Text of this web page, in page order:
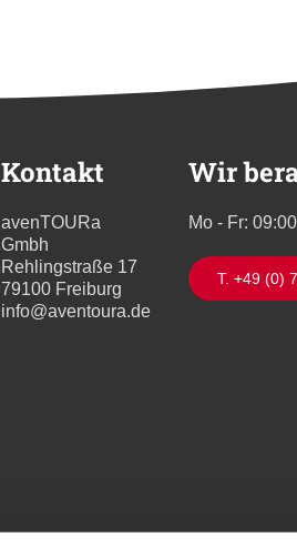
Kontakt
avenTOURa
Gmbh
Rehlingstraße 17
79100 Freiburg
info@aventoura.de
Wir
Mo - Fr:
T. +49 (0)